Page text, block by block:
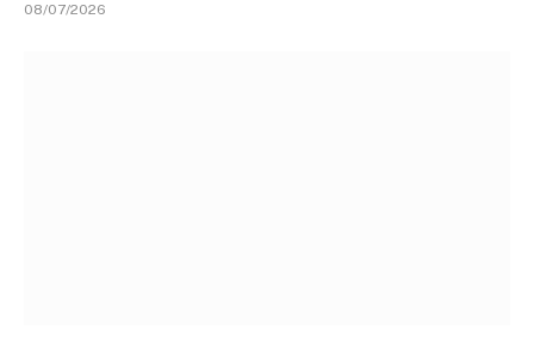
08/07/2026